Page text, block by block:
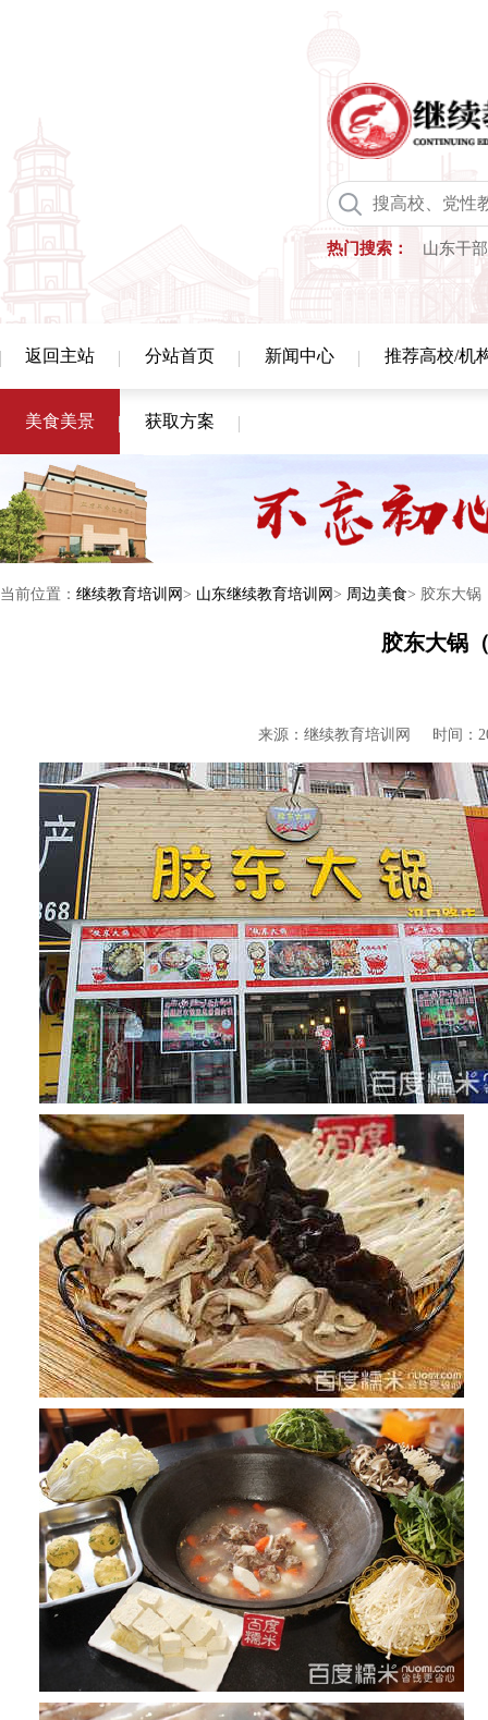
热门搜索： 山东干
返回主站 分站首页 新闻中心 推荐高校/机
美食美景 获取方案
当前位置： 继续教育培训网 > 山东继续教育培训网 > 周边美食> 胶东大锅
胶东大锅
来源：继续教育培训网 时间：